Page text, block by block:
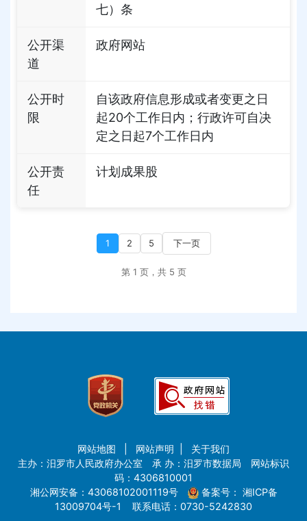
七）条
公开渠
道
政府网站
公开时
限
自该政府信息形成或者变更之日
起20个工作日内；行政许可自决
定之日起7个工作日内
公开责
任
计划成果股
1 2 5 下一页
第 1 页，共 5 页
网站地图 网站声明
关于我们
主办：汨罗市人民政府办公室 承 办：汨罗市数据局 网站标识
码：4306810001
湘公网安备：43068102001119号
备案号： 湘ICP备
13009704号-1
联系电话：0730-5242830